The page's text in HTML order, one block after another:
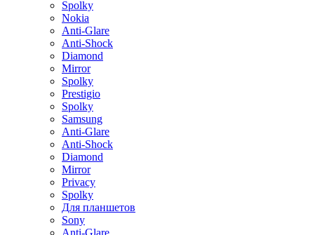
Spolky
Nokia
Anti-Glare
Anti-Shock
Diamond
Mirror
Spolky
Prestigio
Spolky
Samsung
Anti-Glare
Anti-Shock
Diamond
Mirror
Privacy
Spolky
Для планшетов
Sony